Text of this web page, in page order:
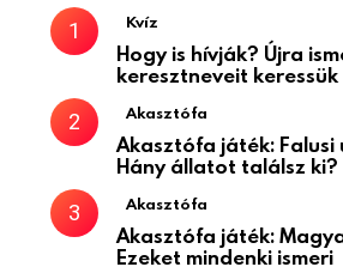
Kvíz
Hogy is hívják? Újra
keresztneveit keressük
Akasztófa
Akasztófa játék: Falusi
Hány állatot találsz ki?
Akasztófa
Akasztófa játék:
Ezeket mindenki ismeri